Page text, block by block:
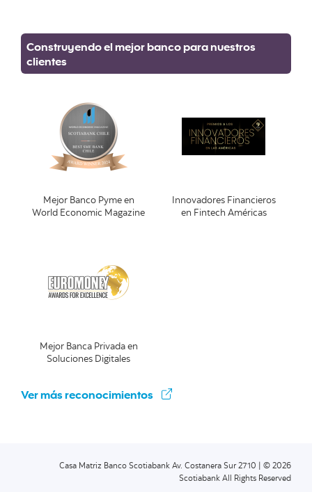
Construyendo el mejor banco para nuestros
clientes
Mejor Banco Pyme en
World Economic Magazine
Innovadores Financieros
en Fintech Américas
Mejor Banca Privada en
Soluciones Digitales
Ver más reconocimientos
Casa Matriz Banco Scotiabank Av. Costanera Sur 2710 | © 2026
Scotiabank All Rights Reserved